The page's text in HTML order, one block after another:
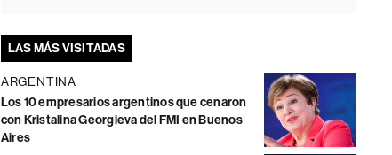
LAS MÁS VISITADAS
ARGENTINA
Los 10 empresarios argentinos que cenaron
con Kristalina Georgieva del FMI en Buenos
Aires